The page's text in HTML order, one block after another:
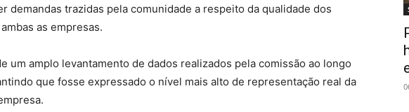
demandas trazidas pela comunidade a respeito da qualidade dos
as empresas.
um amplo levantamento de dados realizados pela comissão ao longo
que fosse expressado o nível mais alto de representação real da